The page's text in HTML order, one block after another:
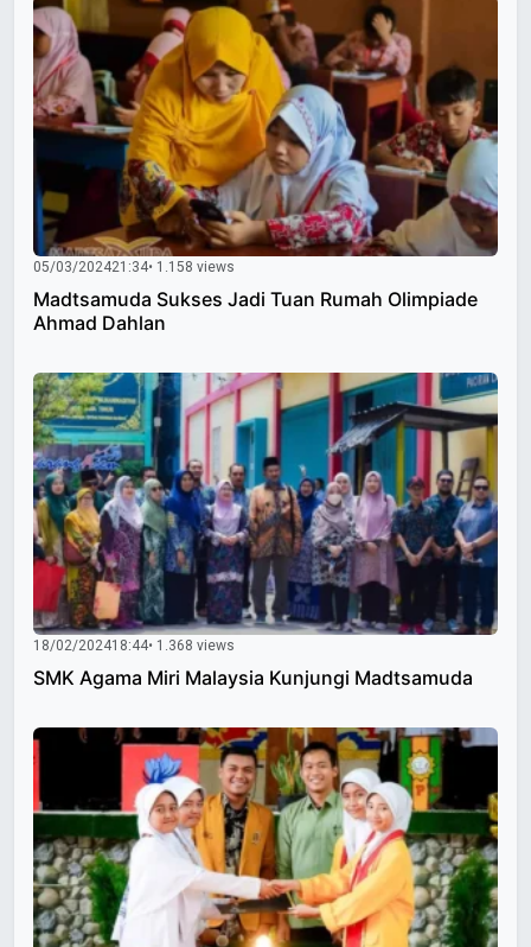
05/03/202421:34• 1.158 views
Madtsamuda Sukses Jadi Tuan Rumah Olimpiade
Ahmad Dahlan
18/02/202418:44• 1.368 views
SMK Agama Miri Malaysia Kunjungi Madtsamuda